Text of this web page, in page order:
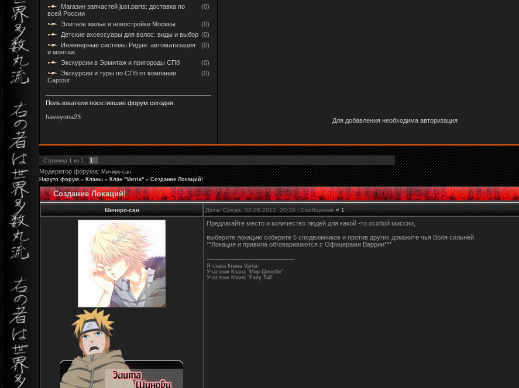
Магазин запчастей just.parts: доставка по
всей России
(0)
Элитное жилье и новостройки Москвы
(0)
Детские аксессуары для волос: виды и выбор (0)
Инженерные системы Ридан: автоматизация
и монтаж
(0)
Экскурсии в Эрмитаж и пригороды СПб
(0)
Экскурсии и туры по СПб от компании
Captour
(0)
Пользователи посетившие форум сегодня:
haveyona23
Для добавления необходима авторизация
Страница 1 из 1
1
Модератор форума:Мичиро-сан
Наруто форум » Кланы » Клан "Varria" » Создание Локаций!
Создание Локаций!
Мичиро-сан Дата: Среда, 02.05.2012, 20:30 | Сообщение # 1
Предлагайте место и количество людей для какой -то особой миссии,
выберите локацию соберите 5 сподвижников и против других докажите чья Воля сильней
**Локация и правила обговариваются с Офицерами Варрии***
Я глава Клана Varria
Участник Клана "Мир Шиноби"
Участник Клана "Fairy Tail"